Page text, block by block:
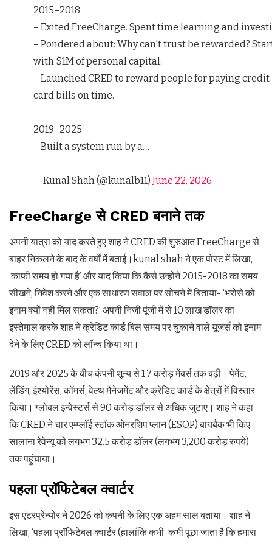
2015–2018
– Exited FreeCharge. Spent time learning and
– Pondered about: Why can't trust be rewarded?
with $1M of personal capital.
– Launched CRED to reward people for paying credit
card bills on time.
2019–2025
– Built a system run by a…
— Kunal Shah (@kunalb11) June 22, 2026
FreeCharge से CRED बनाने तक
अपनी यात्रा को याद करते हुए शाह ने CRED की शुरुआत FreeCharge से
बाहर निकलने के बाद के वर्षों में बताई।kunal shah ने एक पोस्ट में लिखा,
‘काफी समय हो गया है’ और याद किया कि कैसे उन्होंने 2015-2018 का समय
सीखने, निवेश करने और एक साधारण सवाल पर सोचने में बिताया- ‘भरोसे को
इनाम क्यों नहीं मिल सकता?’ अपनी निजी पूंजी में से 10 लाख डॉलर का
इस्तेमाल करके शाह ने क्रेडिट कार्ड बिल समय पर चुकाने वाले यूजर्स को इनाम
देने के लिए CRED को लॉन्च किया था।
2019 और 2025 के बीच कंपनी शून्य से 1.7 करोड़ मेंबर्स तक बढ़ी। पेमेंट,
लेंडिंग, इंश्योरेंस, कॉमर्स, वेल्थ मैनेजमेंट और क्रेडिट कार्ड के क्षेत्रों में विस्तार
किया। ग्लोबल इन्वेस्टर्स से 90 करोड़ डॉलर से अधिक जुटाए। शाह ने कहा
कि CRED ने चार एम्प्लॉई स्टॉक ओनरशिप प्लान (ESOP) बायबैक भी किए।
सालाना रेवेन्यू को लगभग 32.5 करोड़ डॉलर (लगभग 3,200 करोड़ रुपये)
तक पहुंचाया।
पहला प्रॉफिटेबल क्वार्टर
इस एंटरप्रेन्योर ने 2026 को कंपनी के लिए एक अहम साल बताया। शाह ने
लिखा, ‘पहला प्रॉफिटेबल क्वार्टर (हालांकि कभी-कभी पूछा जाता है कि हमारा